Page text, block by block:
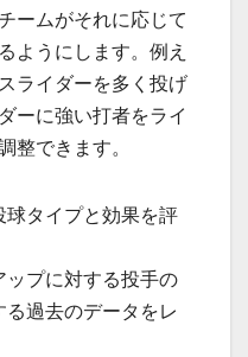
ームがそれに応じて
ようにします。例え
ライダーを多く投げ
ーに強い打者をライ
整できます。
球タイプと効果を評
ップに対する投手の
過去のデータをレ